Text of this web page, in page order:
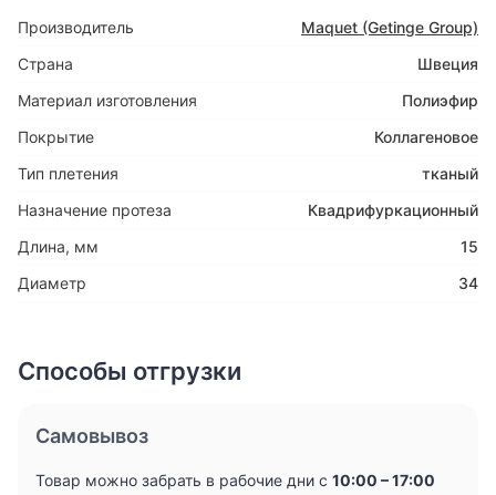
Производитель
Maquet (Getinge Group)
Страна
Швеция
Материал изготовления
Полиэфир
Покрытие
Коллагеновое
Тип плетения
тканый
Назначение протеза
Квадрифуркационный
Длина, мм
15
Диаметр
34
Способы отгрузки
Самовывоз
Товар можно забрать в рабочие дни с 10:00 – 17:00